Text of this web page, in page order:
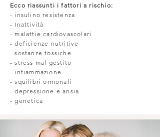
Ecco riassunti i fattori a rischio:
- insulino resistenza
- Inattività
- malattie cardiovascolari
- deficienze nutritive
- sostanze tossiche
- stress mal gestito
- infiam mazione
- squilibri ormonali
- depressione e ansia
- genetica